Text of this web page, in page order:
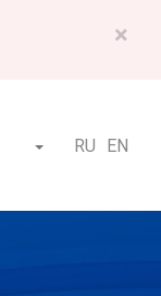
×
Otsi ET
RU EN